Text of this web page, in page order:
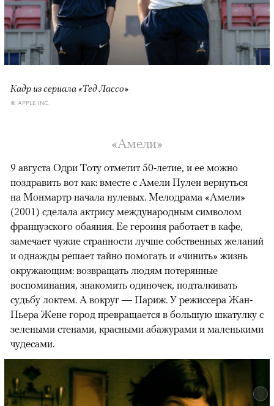
Кадр из сериала «Тед Лассо»
© APPLE INC.
«Амели»
9 августа Одри Тоту отметит 50-летие, и ее можно
поздравить вот как: вместе с Амели Пулен вернуться
на Монмартр начала нулевых. Мелодрама «Амели»
(2001) сделала актрису международным символом
французского обаяния. Ее героиня работает в кафе,
замечает чужие странности лучше собственных желаний
и однажды решает тайно помогать и «чинить» жизнь
окружающим: возвращать людям потерянные
воспоминания, знакомить одиночек, подталкивать
судьбу локтем. А вокруг — Париж. У режиссера Жан-
Пьера Жене город превращается в большую шкатулку с
зелеными стенами, красными абажурами и маленькими
чудесами.